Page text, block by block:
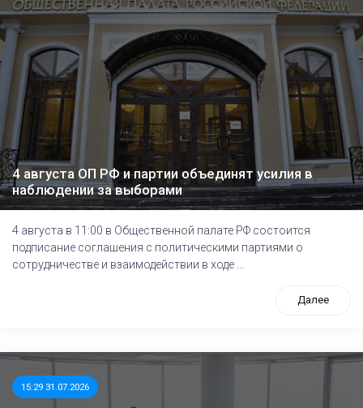
4 августа ОП РФ и партии объединят усилия в
наблюдении за выборами
4 августа в 11:00 в Общественной палате РФ состоится
подписание соглашения с политическими партиями о
сотрудничестве и взаимодействии в ходе ...
Далее
15:29 31.07.2026